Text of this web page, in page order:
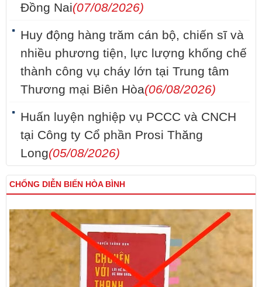
Đồng Nai(07/08/2026)
Huy động hàng trăm cán bộ, chiến sĩ và
nhiều phương tiện, lực lượng khống chế
thành công vụ cháy lớn tại Trung tâm
Thương mại Biên Hòa(06/08/2026)
Huấn luyện nghiệp vụ PCCC và CNCH
tại Công ty Cổ phần Prosi Thăng
Long(05/08/2026)
CHỐNG DIỄN BIẾN HÒA BÌNH